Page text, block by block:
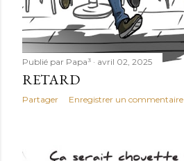
Publié par Papa³ avril 02, 2025
RETARD
Partager Enregistrer un commentaire